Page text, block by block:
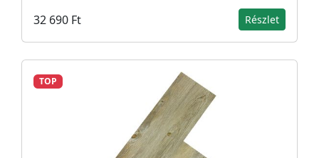
32 690 Ft Részlet
TOP